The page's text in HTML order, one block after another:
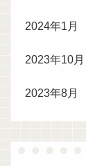
2024年1月
2023年10月
2023年8月